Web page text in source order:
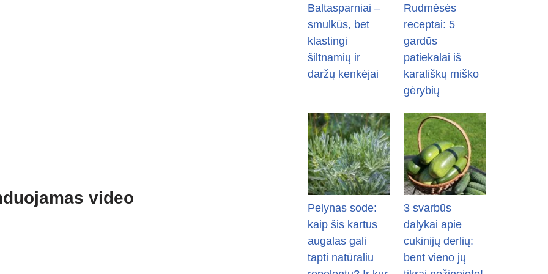
video
Baltasparniai –
smulkūs, bet
klastingi
šiltnamių ir
daržų kenkėjai
Rudmėsės
receptai: 5
gardūs
patiekalai iš
karališkų miško
gėrybių
Pelynas sode:
kaip šis kartus
augalas gali
tapti natūraliu
3 svarbūs
dalykai apie
cukinijų derlių:
bent vieno jų